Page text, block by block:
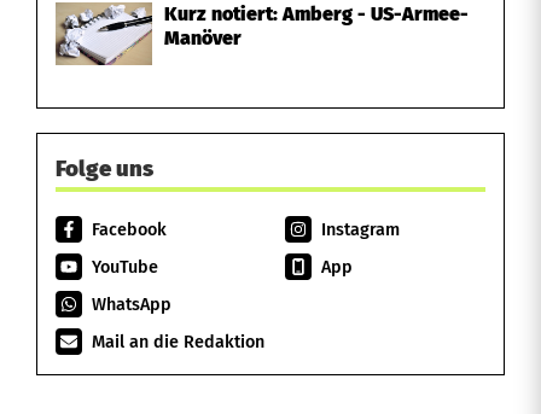
Kurz notiert: Amberg - US-Armee-
Manöver
Folge uns
Facebook
Instagram
YouTube
App
WhatsApp
Mail an die Redaktion